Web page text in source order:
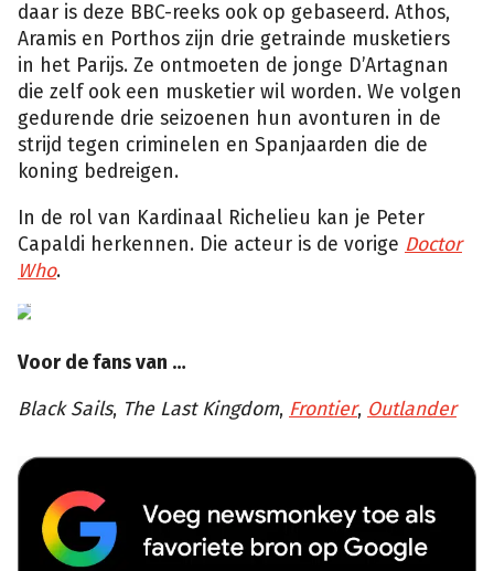
daar is deze BBC-reeks ook op gebaseerd. Athos,
Aramis en Porthos zijn drie getrainde musketiers
in het Parijs. Ze ontmoeten de jonge D’Artagnan
die zelf ook een musketier wil worden. We volgen
gedurende drie seizoenen hun avonturen in de
strijd tegen criminelen en Spanjaarden die de
koning bedreigen.
In de rol van Kardinaal Richelieu kan je Peter
Capaldi herkennen. Die acteur is de vorige Doctor
Who.
Voor de fans van …
Black Sails, The Last Kingdom, Frontier, Outlander